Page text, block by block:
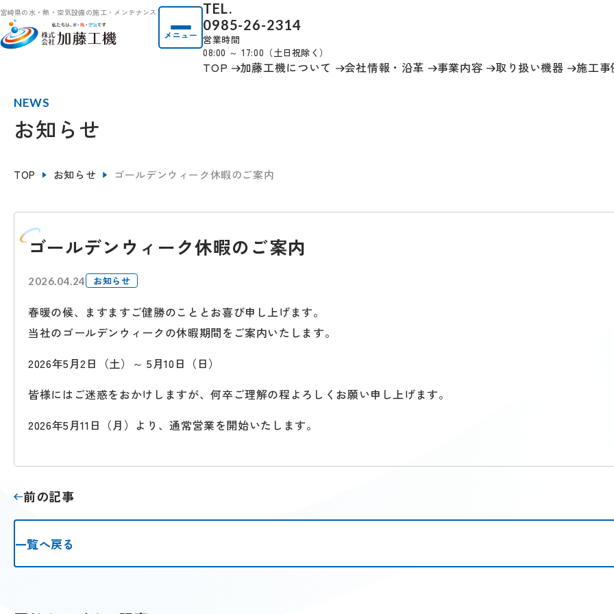
宮崎県の水・熱・空気設備の施工・メンテナンス
メニュー
TEL.
0985-26-2314
営業時間
08:00 ～ 17:00（土日祝除く）
TOP 加藤工機について 会社情報 ・沿革 事業内容 取り扱い機器 施工事
NEWS
お知らせ
TOP お知らせ ゴールデンウィーク休暇のご案内
ゴールデンウィーク休暇のご案内
2026.04.24 お知らせ
春暖の候、ますますご健勝のこととお喜び申し上げます。
当社のゴールデンウィークの休暇期間をご案内いたします。
2026年5月2日（土）～ 5月10日（日）
皆様にはご迷惑をおかけしますが、何卒ご理解の程よろしくお願い申し上げます。
2026年5月11日（月）より、通常営業を開始いたします。
前の記事
一覧へ戻る